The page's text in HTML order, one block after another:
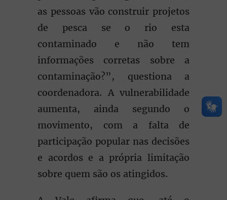
as pessoas vão construir projetos
de pesca se o rio esta
contaminado e não tem
informações corretas sobre a
contaminação?”, questiona a
coordenadora. A vulnerabilidade
aumenta, ainda segundo o
movimento, com a falta de
participação popular nas decisões
e acordos e a própria limitação
sobre quem são os atingidos.